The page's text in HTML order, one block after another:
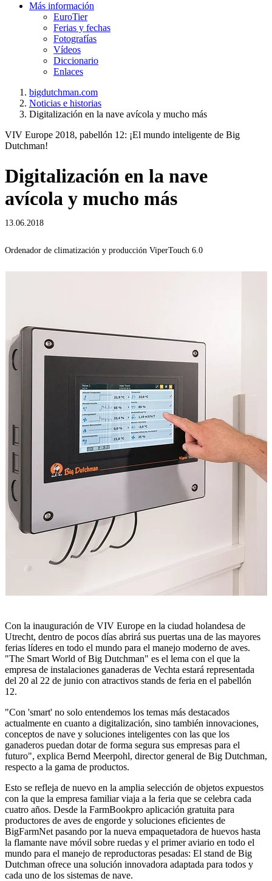
Más información
EuroTier
Ferias y fechas
Fotografías
Vídeos
Diccionario
Enlaces
bigdutchman.com
Noticias e historias
Digitalización en la nave avícola y mucho más
VIV Europe 2018, pabellón 12: ¡El mundo inteligente de Big
Dutchman!
Digitalización en la nave
avícola y mucho más
13.06.2018
Ordenador de climatización y producción ViperTouch 6.0
Con la inauguración de VIV Europe en la ciudad holandesa de
Utrecht, dentro de pocos días abrirá sus puertas una de las mayores
ferias líderes en todo el mundo para el manejo moderno de aves.
"The Smart World of Big Dutchman" es el lema con el que la
empresa de instalaciones ganaderas de Vechta estará representada
del 20 al 22 de junio con atractivos stands de feria en el pabellón
12.
"Con 'smart' no solo entendemos los temas más destacados
actualmente en cuanto a digitalización, sino también innovaciones,
conceptos de nave y soluciones inteligentes con las que los
ganaderos puedan dotar de forma segura sus empresas para el
futuro", explica Bernd Meerpohl, director general de Big Dutchman,
respecto a la gama de productos.
Esto se refleja de nuevo en la amplia selección de objetos expuestos
con la que la empresa familiar viaja a la feria que se celebra cada
cuatro años. Desde la FarmBookpro aplicación gratuita para
productores de aves de engorde y soluciones eficientes de
BigFarmNet pasando por la nueva empaquetadora de huevos hasta
la flamante nave móvil sobre ruedas y el primer aviario en todo el
mundo para el manejo de reproductoras pesadas: El stand de Big
Dutchman ofrece una solución innovadora adaptada para todos y
cada uno de los sistemas de nave.